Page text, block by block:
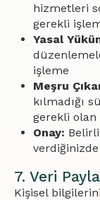
hizmetleri
gerekli
Yasal
işleme
Meşru
kılmadığı
gerekli olan
Onay:
verdiğinizde
7. Veri
Kişisel